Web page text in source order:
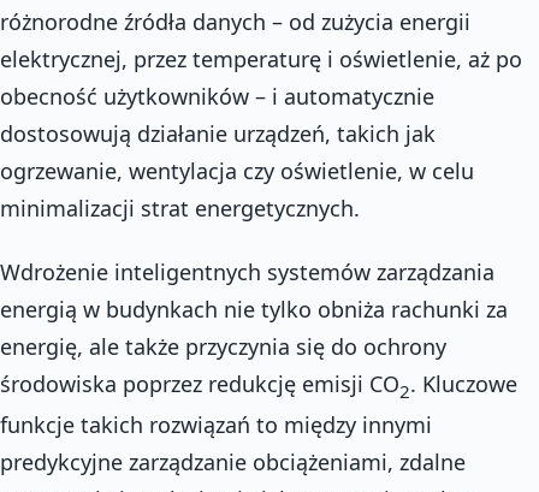
różnorodne źródła danych – od zużycia energii
elektrycznej, przez temperaturę i oświetlenie, aż po
obecność użytkowników – i automatycznie
dostosowują działanie urządzeń, takich jak
ogrzewanie, wentylacja czy oświetlenie, w celu
minimalizacji strat energetycznych.
Wdrożenie inteligentnych systemów zarządzania
energią w budynkach nie tylko obniża rachunki za
energię, ale także przyczynia się do ochrony
środowiska poprzez redukcję emisji CO2. Kluczowe
funkcje takich rozwiązań to między innymi
predykcyjne zarządzanie obciążeniami, zdalne